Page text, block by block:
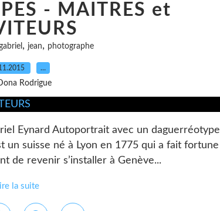
- MAITRES et
, jean, photographe
…
Rodrigue
Eynard Autoportrait avec un daguerréotype
un suisse né à Lyon en 1775 qui a fait fortune
de revenir s’installer à Genève...
la suite